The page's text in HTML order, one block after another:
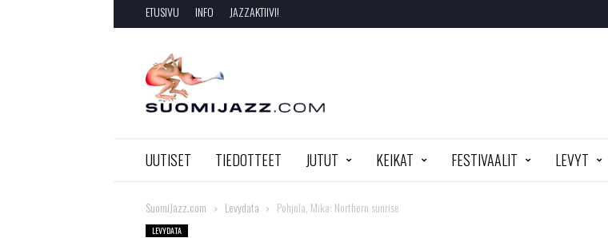
ETUSIVU INFO JAZZAKTIIVI!
SuomiJazz.com
UUTISET TIEDOTTEET JUTUT KEIKAT FESTIVAALIT LEVYT
SuomiJazz.com Levydata Pohjola, Mika: Northern sunrise
LEVYDATA